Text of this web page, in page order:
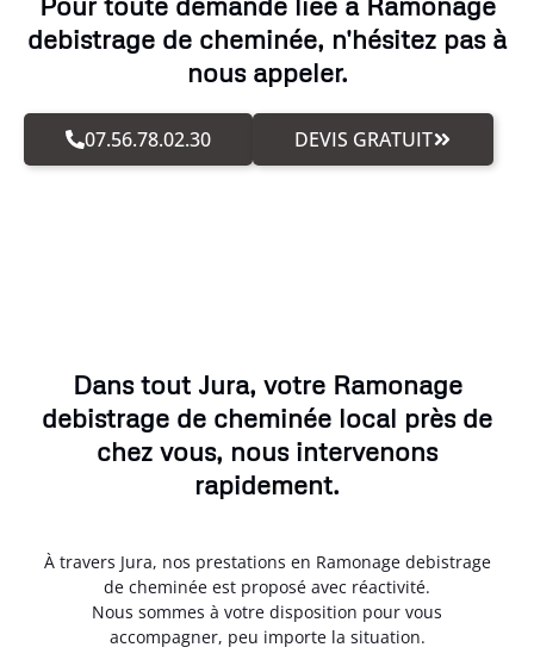
debistrage de cheminée, n'hésitez pas à
nous appeler.
07.56.78.02.30 DEVIS GRATUIT
Dans tout Jura, votre Ramonage
debistrage de cheminée local près de
chez vous, nous intervenons
rapidement.
À travers Jura, nos prestations en Ramonage debistrage
de cheminée est proposé avec réactivité.
Nous sommes à votre disposition pour vous
accompagner, peu importe la situation.